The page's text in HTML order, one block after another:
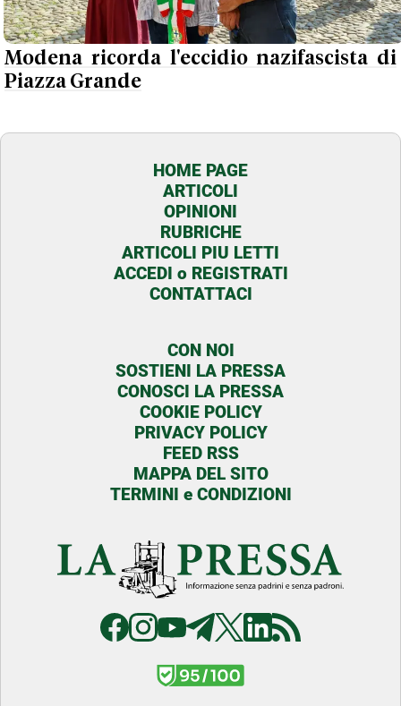
Modena ricorda l'eccidio nazifascista di
Piazza Grande
HOME PAGE
ARTICOLI
OPINIONI
RUBRICHE
ARTICOLI PIU LETTI
ACCEDI o REGISTRATI
CONTATTACI
CON NOI
SOSTIENI LA PRESSA
CONOSCI LA PRESSA
COOKIE POLICY
PRIVACY POLICY
FEED RSS
MAPPA DEL SITO
TERMINI e CONDIZIONI